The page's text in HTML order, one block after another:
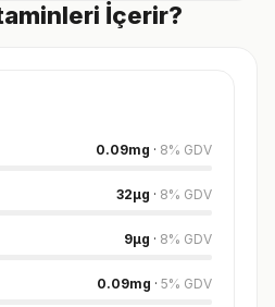
İçerir?
0.09mg · 8% GDV
32µg · 8% GDV
9µg · 8% GDV
0.09mg · 5% GDV